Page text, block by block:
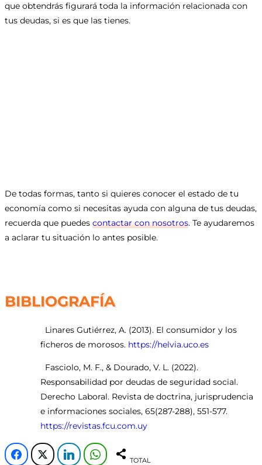
que obtendrás figurará toda la información relacionada con
tus deudas, si es que las tienes.
De todas formas, tanto si quieres conocer el estado de tu
economía como si necesitas ayuda con alguna de tus deudas,
recuerda que puedes contactar con nosotros. Te ayudaremos
a aclarar tu situación lo antes posible.
BIBLIOGRAFÍA
Linares Gutiérrez, A. (2013). El consumidor y los
ficheros de morosos. https://helvia.uco.es
Fasciolo, M. F., & Dourado, V. L. (2022).
Responsabilidad por deudas de seguridad social.
Derecho Laboral. Revista de doctrina, jurisprudencia
e informaciones sociales, 65(287-288), 551-577.
https://revistas.fcu.com.uy
TOTAL